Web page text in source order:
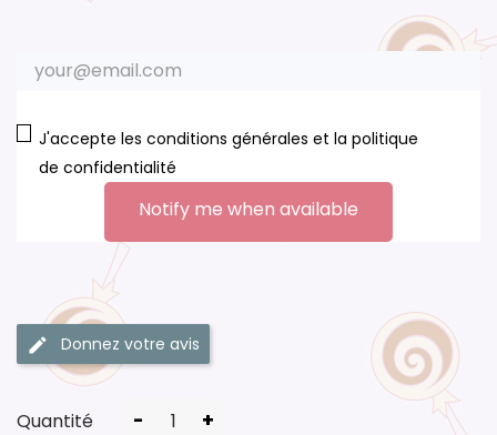
J'accepte les conditions générales et la politique
de confidentialité
Notify me when available
Donnez votre avis
Quantité - +